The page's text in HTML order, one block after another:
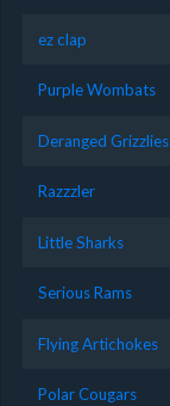
ez clap
Purple Wombats
Deranged Grizzlies
Razzzler
Little Sharks
Serious Rams
Flying Artichokes
Polar Cougars